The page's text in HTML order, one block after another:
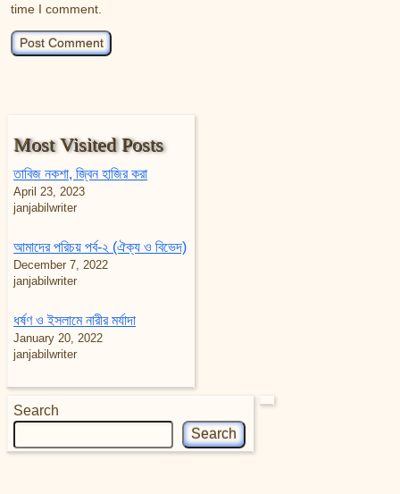
time I comment.
Most Visited Posts
তাবিজ নকশা, জ্বিন হাজির করা
April 23, 2023
janjabilwriter
আমাদের পরিচয় পর্ব-২ (ঐক্য ও বিভেদ)
December 7, 2022
janjabilwriter
ধর্ষণ ও ইসলামে নারীর মর্যাদা
January 20, 2022
janjabilwriter
Search
Search